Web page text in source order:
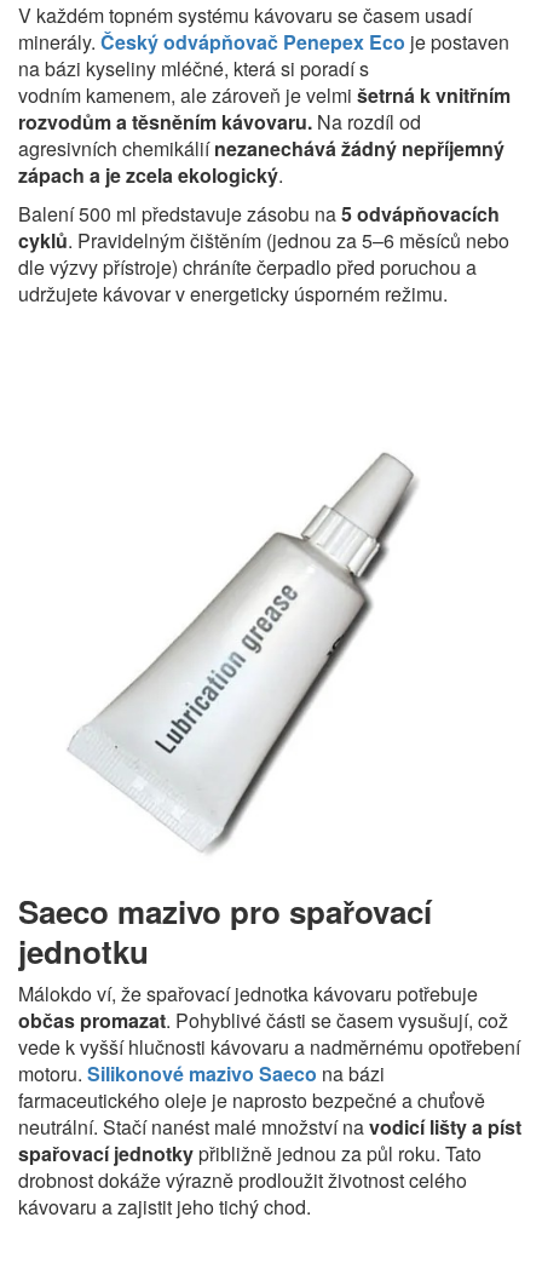
V každém topném systému kávovaru se časem usadí
minerály. Český odvápňovač Penepex Eco je postaven
na bázi kyseliny mléčné, která si poradí s
vodním kamenem, ale zároveň je velmi šetrná k vnitřním
rozvodům a těsněním kávovaru. Na rozdíl od
agresivních chemikáliínezanechává žádný nepříjemný
zápach a je zcela ekologický.
Balení 500 ml představuje zásobu na5 odvápňovacích
cyklů. Pravidelným čištěním (jednou za 5–6 měsíců nebo
dle výzvy přístroje) chráníte čerpadlo před poruchou a
udržujete kávovar v energeticky úsporném režimu.
Saeco mazivo pro spařovací
jednotku
Málokdo ví, že spařovací jednotka kávovaru potřebuje
občas promazat. Pohyblivé části se časem vysušují, což
vede k vyšší hlučnosti kávovaru a nadměrnému opotřebení
motoru. Silikonové mazivo Saeco na bázi
farmaceutického oleje je naprosto bezpečné a chuťově
neutrální. Stačí nanést malé množství navodicí lišty a píst
spařovací jednotkypřibližně jednou za půl roku. Tato
drobnost dokáže výrazně prodloužit životnost celého
kávovaru a zajistit jeho tichý chod.